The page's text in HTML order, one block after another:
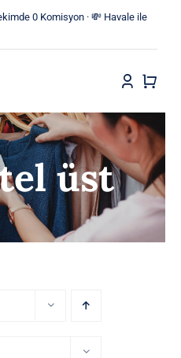
0 Komisyon · 💸 Havale ile
üst